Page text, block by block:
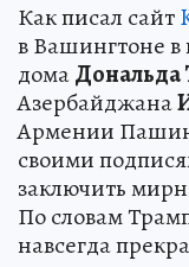
Как писал сайт
в Вашингтоне в
домаДональда
Азербайджана
Армении
своими
заключить
По словам
навсегда